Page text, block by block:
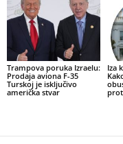
Trampova poruka Izraelu:
Prodaja aviona F-35
Turskoj je isključivo
američka stvar
​Iza